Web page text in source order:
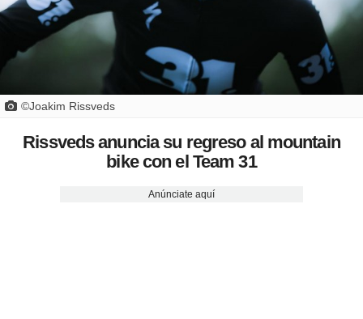
©Joakim Rissveds
Rissveds anuncia su regreso al mountain
bike con el Team 31
Anúnciate aquí